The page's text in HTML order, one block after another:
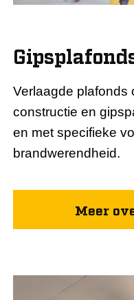
Verlaagde plafonds
constructie en
en met specifieke
brandwerendheid.
Meer